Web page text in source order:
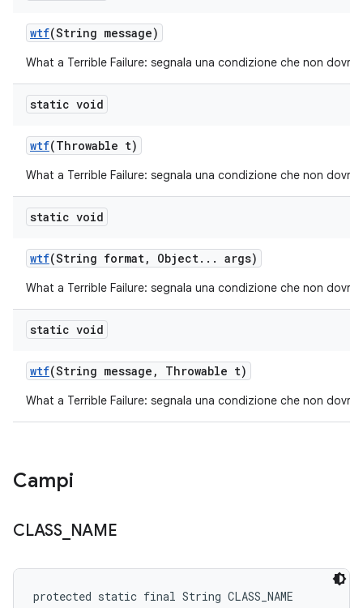
wtf(String message)
What a Terrible Failure: segnala una condizione che non
static void
wtf(Throwable t)
What a Terrible Failure: segnala una condizione che non
static void
wtf(String format, Object. . . args)
What a Terrible Failure: segnala una condizione che non
static void
wtf(String message , Throwable t)
What a Terrible Failure: segnala una condizione che non
Campi
CLASS_ NAME
protected static final String CLASS_NAME